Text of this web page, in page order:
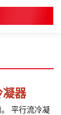
器
平行流冷凝